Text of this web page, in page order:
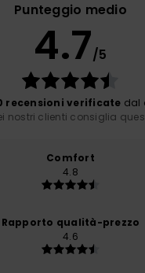
Punteggio medio
4.7/5
recensioni verificate dal
nostri clienti consiglia
Comfort
4.8
Rapporto qualità-prezzo
4.6